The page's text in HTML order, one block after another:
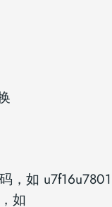
，如 u7f16u7801
如